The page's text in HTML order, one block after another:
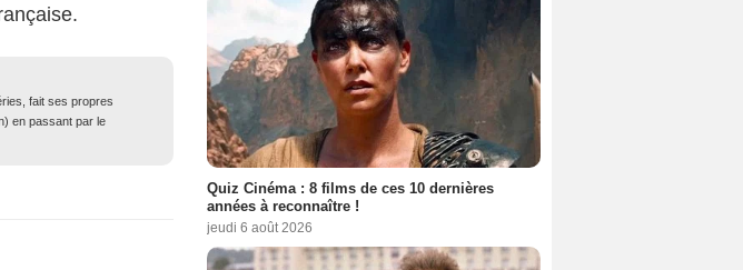
fait ses propres
en passant par le
Quiz Cinéma : 8 films de ces 10 dernières
années à reconnaître !
jeudi 6 août 2026